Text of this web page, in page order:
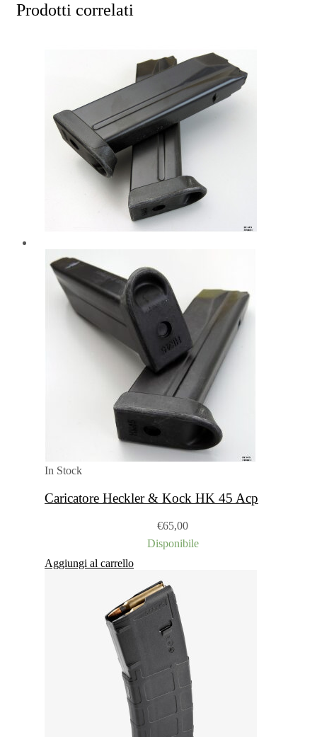
Prodotti correlati
In Stock
Caricatore Heckler & Kock HK 45 Acp
€65,00
Disponibile
Aggiungi al carrello